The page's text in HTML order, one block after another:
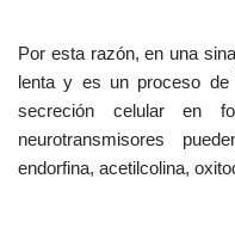
Por esta razón, en una
lenta y es un proceso
secreción celular en
neurotransmisores
endorfina, acetilcolina,